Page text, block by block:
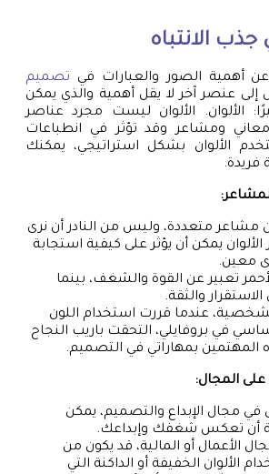
جذب الانتباه
أهمية الصور والعبارات في تصميم
إلى عنصر آخر لا يقل أهمية والذي يمكن
الألوان. الألوان ليست مجرد عناصر
ومشاعر وقد تؤثر في انطباعات
الألوان بشكل استراتيجي، يمكنك
فريدة.
مشاعر متعددة، وليس من النادر أن نرى
الألوان يمكن أن يؤثر على كيفية استجابة
معين.
تعبير عن القوة والشغف، بينما
الاستقرار والثقة.
عندما قررت استخدام اللون
في بروفايلي، التحقت باريب النجاح
المهتمين بمهاراتي في التصميم.
في مجال الإبداع والتصميم، يمكن
أن تعكس شغفك وإبداعك.
الأعمال أو المالية، قد يكون من
الألوان الخفيفة أو الداكنة التي